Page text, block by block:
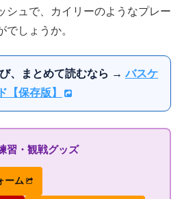
シュで、カイリーのようなプレー
でしょうか。
、まとめて読むなら →バスケ
【保存版】
習・観戦グッズ
ーム